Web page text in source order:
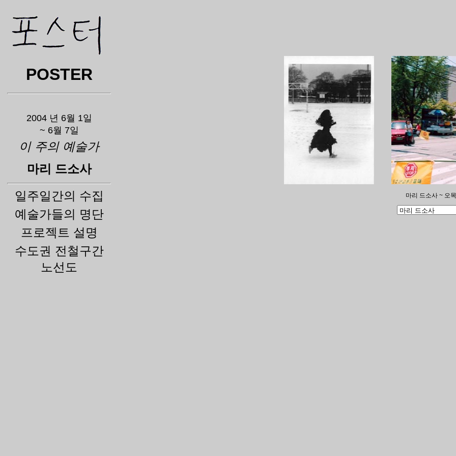
POSTER
2004 년 6월 1일
~ 6월 7일
이 주의 예술가
마리 드소사
일주일간의 수집
예술가들의 명단
프로젝트 설명
수도권 전철구간
노선도
마리 드소사 ~ 오